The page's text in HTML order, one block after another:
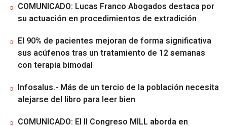
COMUNICADO: Lucas Franco Abogados destaca por
su actuación en procedimientos de extradición
El 90% de pacientes mejoran de forma significativa
sus acúfenos tras un tratamiento de 12 semanas
con terapia bimodal
Infosalus.- Más de un tercio de la población necesita
alejarse del libro para leer bien
COMUNICADO: El II Congreso MILL aborda en